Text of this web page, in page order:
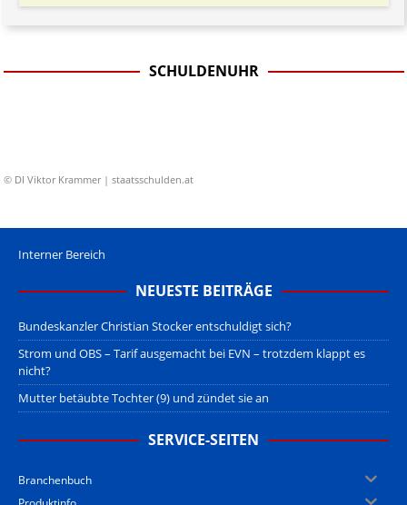
SCHULDENUHR
© DI Viktor Krammer | staatsschulden.at
Interner Bereich
NEUESTE BEITRÄGE
Bundeskanzler Christian Stocker entschuldigt sich?
Strom und OBS – Tarif ausgemacht bei EVN – trotzdem klappt es
nicht?
Mutter betäubte Tochter (9) und zündet sie an
SERVICE-SEITEN
Branchenbuch